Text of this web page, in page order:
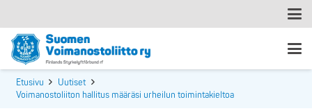
Etusivu
Uutiset
Voimanostoliiton hallitus määräsi urheilun toimintakieltoa